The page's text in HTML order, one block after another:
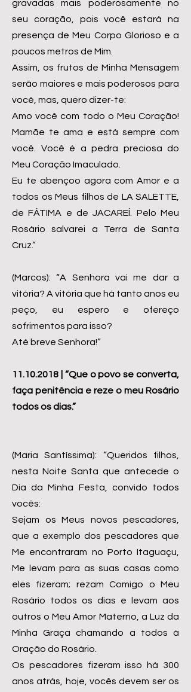
gravadas mais poderosamente no
seu coração, pois você estará na
presença de Meu Corpo Glorioso e a
poucos metros de Mim.
Assim, os frutos de Minha Mensagem
serão maiores e mais poderosos para
você, mas, quero dizer-te:
Amo você com todo o Meu Coração!
Mamãe te ama e está sempre com
você. Você é a pedra preciosa do
Meu Coração Imaculado.
Eu te abençoo agora com Amor e a
todos os Meus filhos de LA SALETTE,
de FÁTIMA e de JACAREÍ. Pelo Meu
Rosário salvarei a Terra de Santa
Cruz.”
(Marcos): “A Senhora vai me dar a
vitória? A vitória que há tanto anos eu
peço, eu espero e ofereço
sofrimentos para isso?
Até breve Senhora!”
11.10.2018 | “Que o povo se converta,
faça penitência e reze o meu Rosário
todos os dias.”
(Maria Santíssima): “Queridos filhos,
nesta Noite Santa que antecede o
Dia da Minha Festa, convido todos
vocês:
Sejam os Meus novos pescadores,
que a exemplo dos pescadores que
Me encontraram no Porto Itaguaçu,
Me levam para as suas casas como
eles fizeram; rezam Comigo o Meu
Rosário todos os dias e levam aos
outros o Meu Amor Materno, a Luz da
Minha Graça chamando a todos à
Oração do Rosário.
Os pescadores fizeram isso há 300
anos atrás, hoje, vocês devem ser os